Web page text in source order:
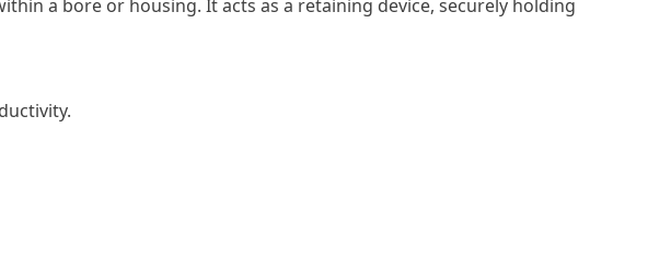
a bore or housing. It acts as a retaining device, securely holding